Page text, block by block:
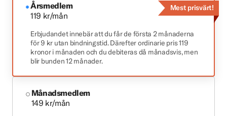
Årsmedlem
119 kr/mån
Erbjudandet innebär att du får de första 2 månaderna
för 9 kr utan bindningstid. Därefter ordinarie pris 119
kronor i månaden och du debiteras då månadsvis, men
blir bunden 12 månader.
Mest prisvärt!
Månadsmedlem
149 kr/mån